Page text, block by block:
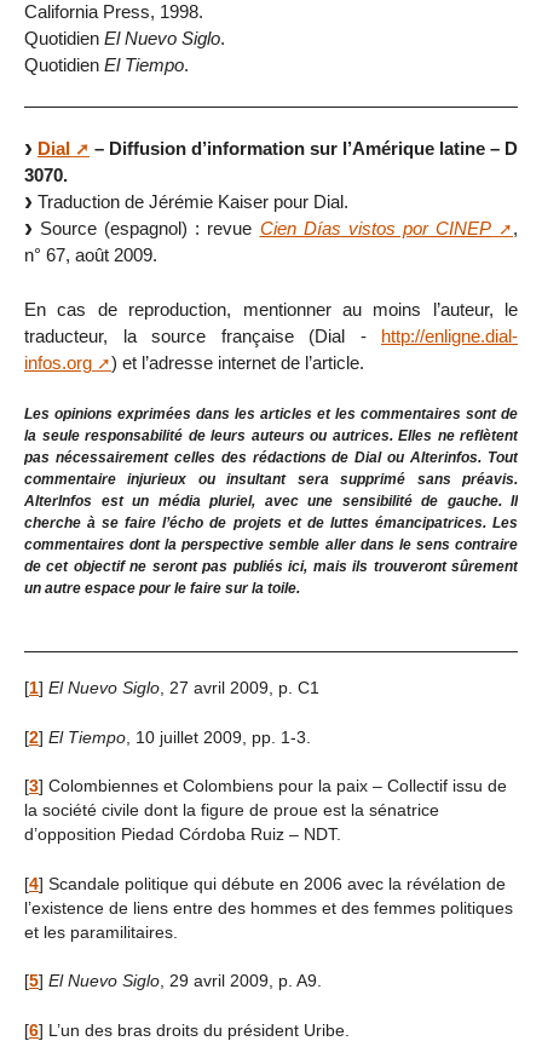
California Press, 1998.
Quotidien El Nuevo Siglo.
Quotidien El Tiempo.
Dial
– Diffusion d’information sur l’Amérique latine – D
3070.
Traduction de Jérémie Kaiser pour Dial.
Source (espagnol) : revue Cien Días vistos por CINEP
,
n° 67, août 2009.
En cas de reproduction, mentionner au moins l’auteur, le
traducteur, la source française (Dial - http://enligne.dial-
infos.org
) et l’adresse internet de l’article.
Les opinions exprimées dans les articles et les commentaires sont de
la seule responsabilité de leurs auteurs ou autrices. Elles ne reflètent
pas nécessairement celles des rédactions de Dial ou Alterinfos. Tout
commentaire injurieux ou insultant sera supprimé sans préavis.
AlterInfos est un média pluriel, avec une sensibilité de gauche. Il
cherche à se faire l’écho de projets et de luttes émancipatrices. Les
commentaires dont la perspective semble aller dans le sens contraire
de cet objectif ne seront pas publiés ici, mais ils trouveront sûrement
un autre espace pour le faire sur la toile.
[1] El Nuevo Siglo, 27 avril 2009, p. C1
[2] El Tiempo , 10 juillet 2009, pp. 1-3.
[3] Colombiennes et Colombiens pour la paix – Collectif issu de
la société civile dont la figure de proue est la sénatrice
d’opposition Piedad Córdoba Ruiz – NDT.
[4] Scandale politique qui débute en 2006 avec la révélation de
l’existence de liens entre des hommes et des femmes politiques
et les paramilitaires.
[5] El Nuevo Siglo, 29 avril 2009, p. A9.
[6] L’un des bras droits du président Uribe.